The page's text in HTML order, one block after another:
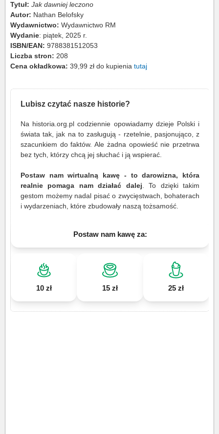
Tytuł: Jak dawniej leczono
Autor: Nathan Belofsky
Wydawnictwo: Wydawnictwo RM
Wydanie: piątek, 2025 r.
ISBN/EAN: 9788381512053
Liczba stron: 208
Cena okładkowa: 39,99 zł do kupienia tutaj
Lubisz czytać nasze historie?
Na historia.org.pl codziennie opowiadamy dzieje Polski i
świata tak, jak na to zasługują - rzetelnie, pasjonująco, z
szacunkiem do faktów. Ale żadna opowieść nie przetrwa
bez tych, którzy chcą jej słuchać i ją wspierać.
Postaw nam wirtualną kawę - to darowizna, która
realnie pomaga nam działać dalej. To dzięki takim
gestom możemy nadal pisać o zwycięstwach, bohaterach
i wydarzeniach, które zbudowały naszą tożsamość.
Postaw nam kawę za:
10 zł 15 zł 25 zł